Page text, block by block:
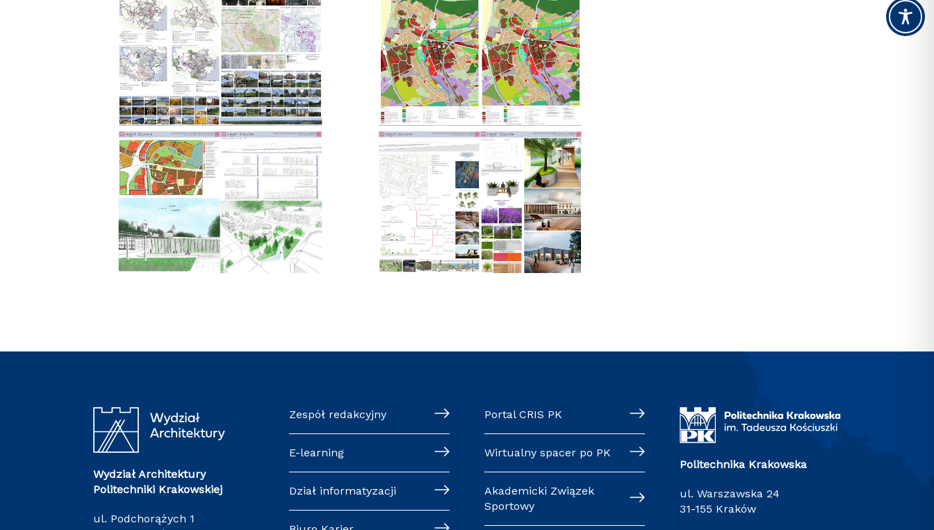
Wydział Architektury
Politechniki Krakowskiej
ul. Podchorążych 1
Zespół redakcyjny
E-learning
Dział informatyzacji
Portal CRIS PK
Wirtualny spacer po PK
Akademicki Związek
Sportowy
Politechnika Krakowska
ul. Warszawska 24
31-155 Kraków